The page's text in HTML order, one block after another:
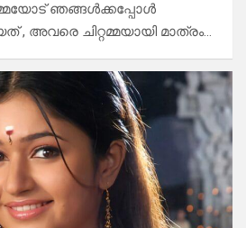
ഞങ്ങൾക്കപ്പോൾ
, അവരെ ചിറ്റമ്മയായി മാത്രം…